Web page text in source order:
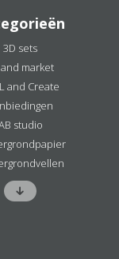
3D sets
market
and Create
studio